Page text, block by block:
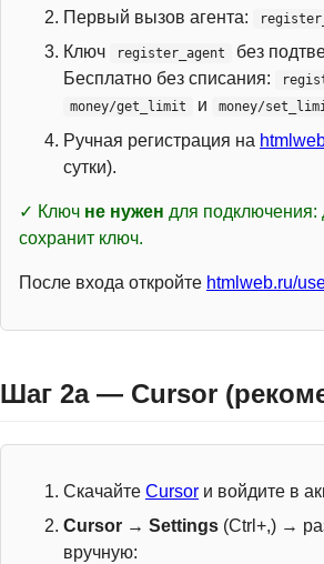
Первый вызов агента:
Ключ
register_agent без
Бесплатно без списания:
money/get_limit и money/
Ручная регистрация на
сутки).
✓ Ключ не нужен для подключения:
сохранит ключ.
После входа откройте htmlweb.ru/
Шаг 2a — Cursor
Скачайте Cursor и войдите в
Cursor → Settings (Ctrl+,) →
вручную: